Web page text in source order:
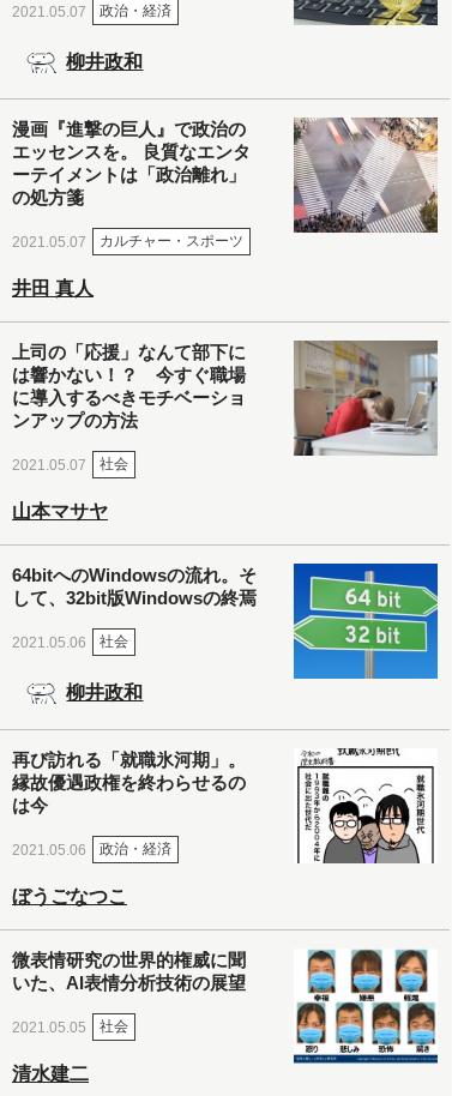
2021.05.07 政治・経済
柳井政和
漫画『進撃の巨人』で政治の
エッセンスを。 良質なエンタ
ーテイメントは「政治離れ」
の処方箋
2021.05.07 カルチャー・スポーツ
井田 真人
上司の「応援」なんて部下に
は響かない！？ 今すぐ職場
に導入するべきモチベーショ
ンアップの方法
2021.05.07 社会
山本マサヤ
64bitへのWindowsの流れ。そ
して、32bit版Windowsの終焉
2021.05.06 社会
柳井政和
再び訪れる「就職氷河期」。
縁故優遇政権を終わらせるの
は今
2021.05.06 政治・経済
ぼうごなつこ
微表情研究の世界的権威に聞
いた、AI表情分析技術の展望
2021.05.05 社会
清水建二